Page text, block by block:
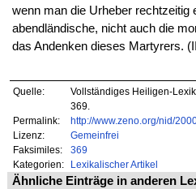
wenn man die Urheber rechtzeitig
abendländische, nicht auch die
das Andenken dieses Martyrers.
Quelle:
Vollständiges Heiligen-
369.
Permalink:
http://www.zeno.org/nid/
Lizenz:
Gemeinfrei
Faksimiles:
369
Kategorien:
Lexikalischer Artikel
Ähnliche Einträge in anderen